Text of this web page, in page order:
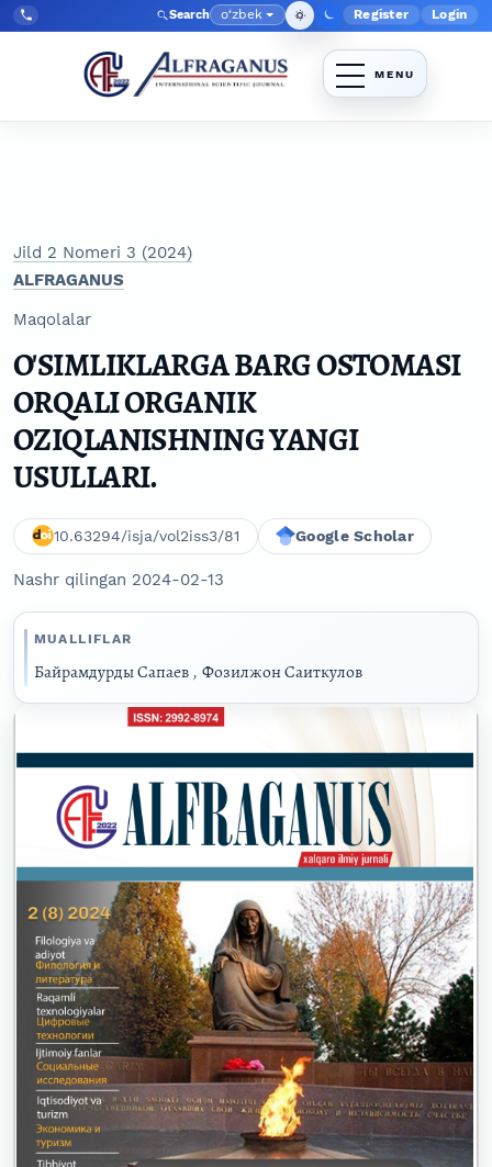
Skip to main navigation menu
Skip to main content
Skip to site footer
Tel:
+998903350930 Search Language
o‘zbek Admin
Register Login
Jild 2 Nomeri 3 (2024)
ALFRAGANUS
Maqolalar
O'SIMLIKLARGA BARG OSTOMASI
ORQALI ORGANIK
OZIQLANISHNING YANGI
USULLARI.
10.63294/isja/vol2iss3/81 Google Scholar
Nashr qilingan 2024-02-13
MUALLIFLAR
Байрамдурды Сапаев, Фозилжон Саиткулов